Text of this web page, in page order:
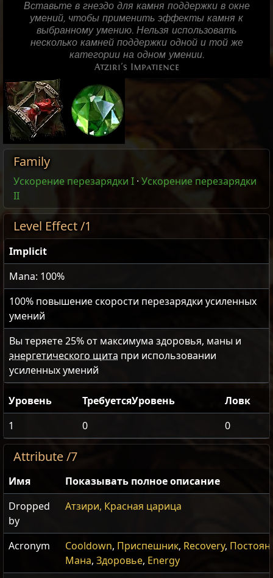
Вставьте в гнездо для камня поддержки в окне
умений, чтобы применить эффекты камня к
выбранному умению. Нельзя использовать
несколько камней поддержки одной и той же
категории на одном умении.
Atziri's Impatience
Family
Ускорение перезарядки I · Ускорение перезарядки
II
Level Effect /1
Implicit
Mana: 100%
100% повышение скорости перезарядки усиленных
умений
Вы теряете25% от максимума здоровья, маны и
энергетического щита при использовании
усиленных умений
Уровень ТребуетсяУровень
Ловк
1
0 0
Attribute /7
Имя
Показывать полное описание
Dropped
by
Атзири, Красная царица
Acronym Cooldown, Приспешник, Recovery,
Мана, Здоровье, Energy